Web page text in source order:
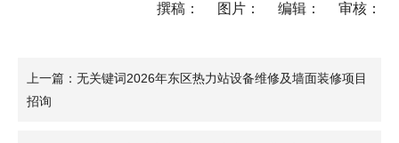
撰稿： 图片： 编辑： 审核：
上一篇：无关键词2026年东区热力站设备维修及墙面装修项目
招询